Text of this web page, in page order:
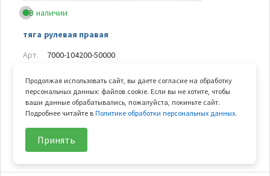
В наличии
тяга рулевая правая
Арт.
7000-104200-50000
В узле
1 шт.
Вес
1.02 кг
12 155
Продолжая использовать сайт, вы даете согласие на обработку
персональных данных: файлов cookie. Если вы не хотите, чтобы
ваши данные обрабатывались, пожалуйста, покиньте сайт.
Подробнее читайте вПолитике обработки персональных данных.
Принять